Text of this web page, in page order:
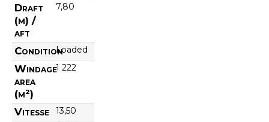
Draft
(m) /
aft
7,80
ConditionLoaded
Windage
area
(m²)
1 222
Vitesse 13,50